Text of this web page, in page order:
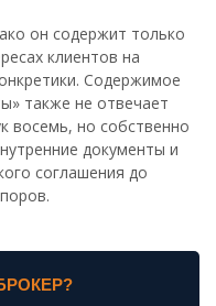
он содержит только
клиентов на
Содержимое
также не отвечает
восемь, но собственно
документы и
соглашения до